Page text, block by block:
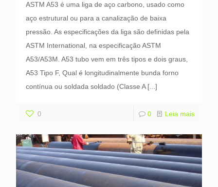
ASTM A53 é uma liga de aço carbono, usado como
aço estrutural ou para a canalização de baixa
pressão. As especificações da liga são definidas pela
ASTM International, na especificação ASTM
A53/A53M. A53 tubo vem em três tipos e dois graus,
A53 Tipo F, Qual é longitudinalmente bunda forno
contínua ou soldada soldado (Classe A[...]
0 0 Leia mais